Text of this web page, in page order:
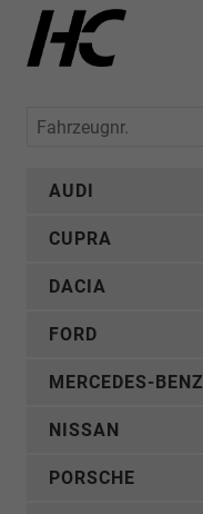
Fahrzeugnr.
AUDI
CUPRA
DACIA
FORD
MERCEDES-BENZ
NISSAN
PORSCHE